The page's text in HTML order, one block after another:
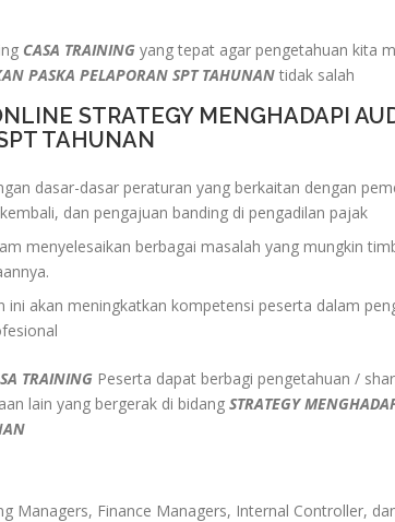
CASA TRAINING yang tepat agar pengetahuan kita
PASKA PELAPORAN SPT TAHUNAN tidak salah
STRATEGY MENGHADAPI
TAHUNAN
dasar-dasar peraturan yang berkaitan dengan
dan pengajuan banding di pengadilan pajak
menyelesaikan berbagai masalah yang mungkin
ini akan meningkatkan kompetensi peserta dalam
TRAINING Peserta dapat berbagi pengetahuan /
lain yang bergerak di bidang STRATEGY
Managers, Finance Managers, Internal Controller,